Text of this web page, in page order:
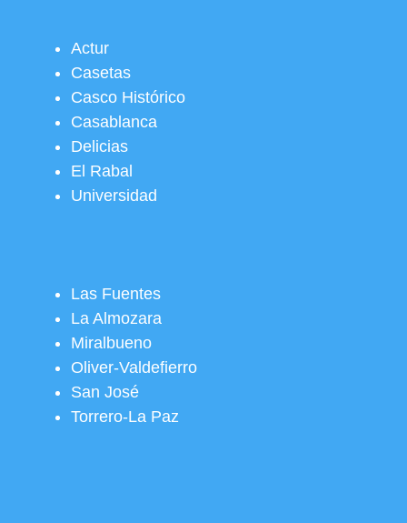
Actur
Casetas
Casco Histórico
Casablanca
Delicias
El Rabal
Universidad
Las Fuentes
La Almozara
Miralbueno
Oliver-Valdefierro
San José
Torrero-La Paz